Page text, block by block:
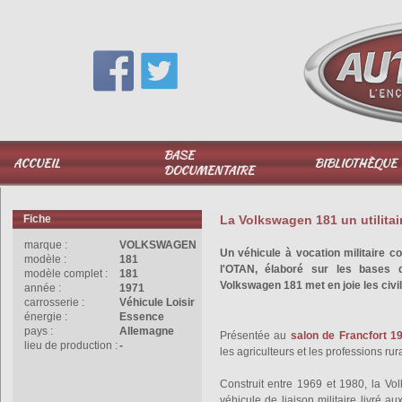
ACCUEIL
BASE
DOCUMENTAIRE
BIBLIOTHÈQUE
06 51 040 025
Fiche
marque :
VOLKSWAGEN
modèle :
181
modèle complet :
181
année :
1971
carrosserie :
Véhicule Loisir
énergie :
Essence
pays :
Allemagne
lieu de production :-
La Volkswagen 181 un
Un véhicule à vocation militaire
l'OTAN, élaboré sur les bases
Volkswagen 181 met en joie les
Présentée au salon de Francfort
les agriculteurs et les professions
Construit entre 1969 et 1980, la